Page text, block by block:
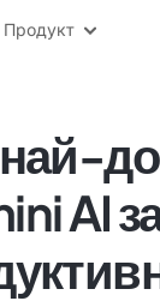
Продукт
AI